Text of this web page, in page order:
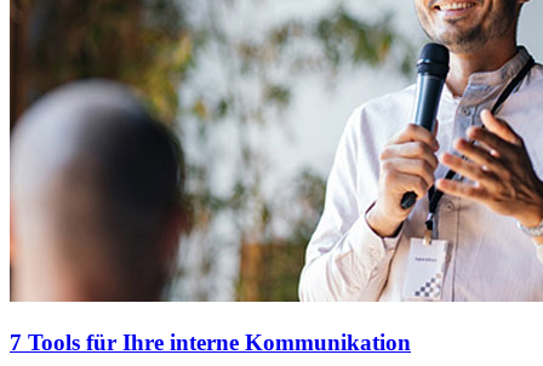
7 Tools für Ihre interne Kommunikation